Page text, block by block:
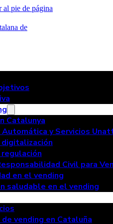
al pie de página
Catalunya
y Servicios
digitalización
Civil para
en el vending
saludable en el vending
vending en Cataluña